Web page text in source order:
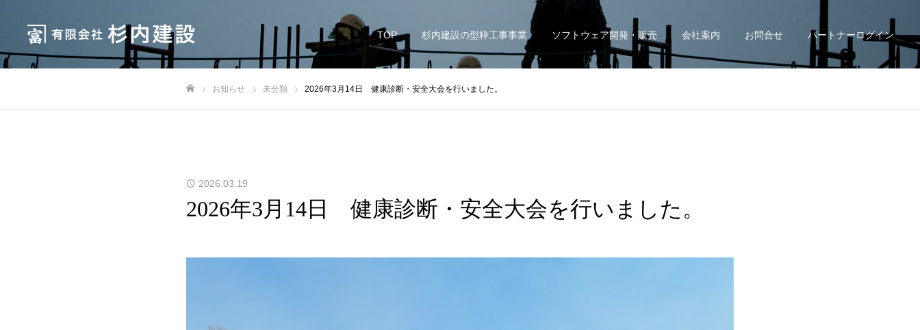
TOP 杉内建設の型枠工事事業 ソフトウェア開発・販売 会社案内 お問合せ パートナーログイン
お知らせ 未分類 2026年3月14日 健康診断・安全大会を行いました。
2026.03.19
2026年3月14日 健康診断・安全大会を行いました。